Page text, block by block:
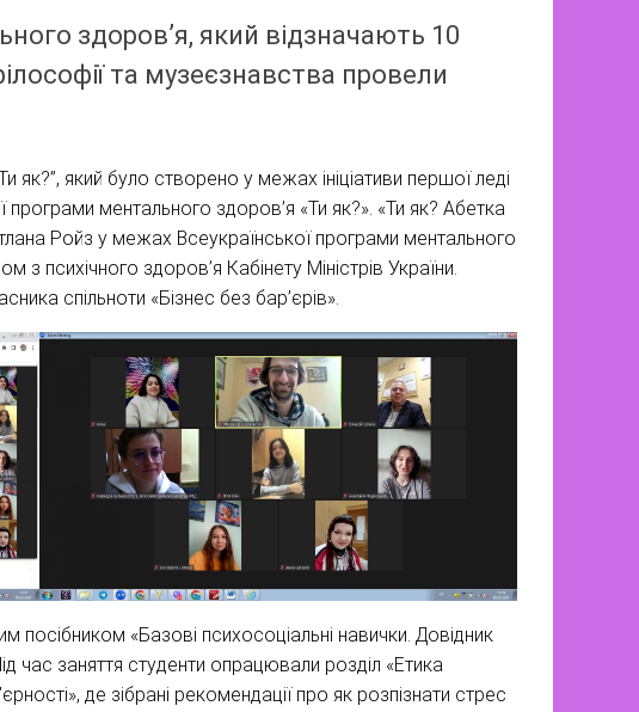
здоровʼя, який відзначають 10
та музеєзнавства провели
як?”, який було створено у межах ініціативи першої леді
ментального здоров’я «Ти як?». «Ти як? Абетка
Ройз у межах Всеукраїнської програми ментального
з психічного здоров’я Кабінету Міністрів України.
спільноти «Бізнес без бар’єрів».
посібником «Базові психосоціальні навички. Довідник
час заняття студенти опрацювали розділ «Етика
де зібрані рекомендації про як розпізнати стрес